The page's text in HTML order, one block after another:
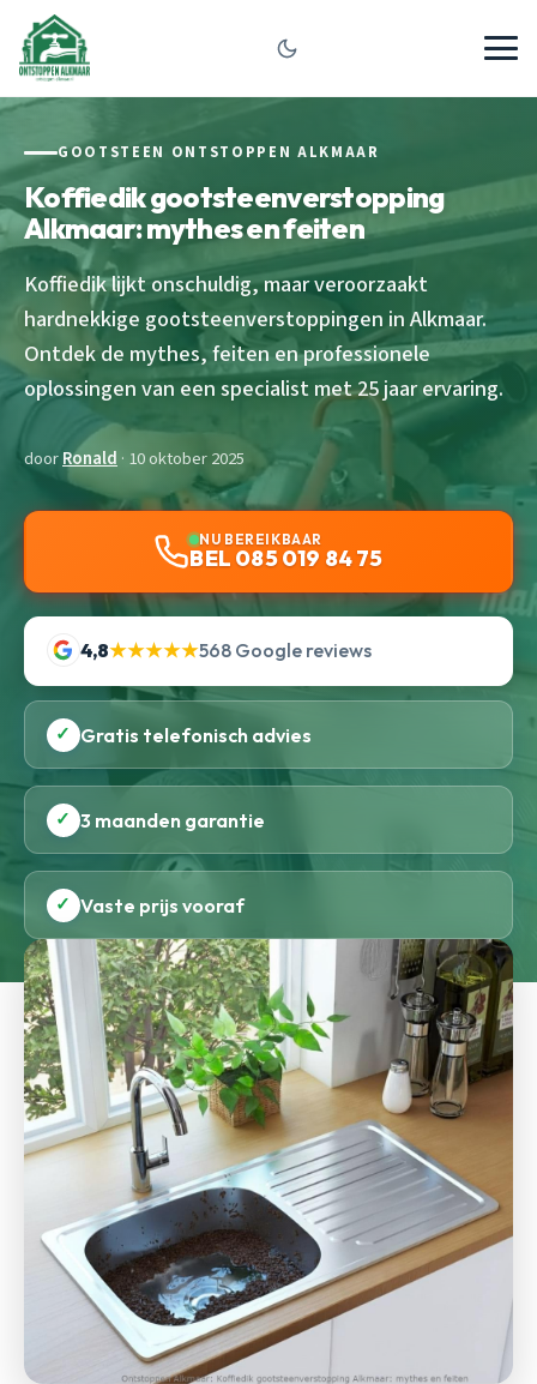
GOOTSTEEN ONTSTOPPEN ALKMAAR
Koffiedik gootsteenverstopping
Alkmaar: mythes en feiten
Koffiedik lijkt onschuldig, maar veroorzaakt
hardnekkige gootsteenverstoppingen in Alkmaar.
Ontdek de mythes, feiten en professionele
oplossingen van een specialist met 25 jaar ervaring.
doorRonald · 10 oktober 2025
NU BEREIKBAAR
BEL 085 019 84 75
4,8★★★★★568 Google reviews
✓ Gratis telefonisch advies
✓ 3 maanden garantie
✓ Vaste prijs vooraf